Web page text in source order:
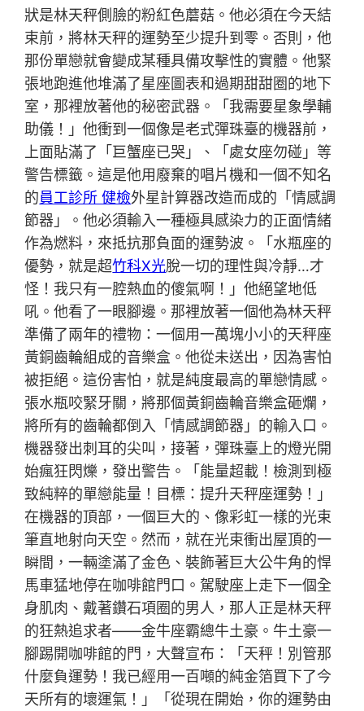
狀是林天秤側臉的粉紅色蘑菇。他必須在今天結
束前，將林天秤的運勢至少提升到零。否則，他
那份單戀就會變成某種具備攻擊性的實體。他緊
張地跑進他堆滿了星座圖表和過期甜甜圈的地下
室，那裡放著他的秘密武器。「我需要星象學輔
助儀！」他衝到一個像是老式彈珠臺的機器前，
上面貼滿了「巨蟹座已哭」、「處女座勿碰」等
警告標籤。這是他用廢棄的唱片機和一個不知名
的員工診所 健檢外星計算器改造而成的「情感調
節器」。他必須輸入一種極具感染力的正面情緒
作為燃料，來抵抗那負面的運勢波。「水瓶座的
優勢，就是超竹科X光脫一切的理性與冷靜…才
怪！我只有一腔熱血的傻氣啊！」他絕望地低
吼。他看了一眼腳邊。那裡放著一個他為林天秤
準備了兩年的禮物：一個用一萬塊小小的天秤座
黃銅齒輪組成的音樂盒。他從未送出，因為害怕
被拒絕。這份害怕，就是純度最高的單戀情感。
張水瓶咬緊牙關，將那個黃銅齒輪音樂盒砸爛，
將所有的齒輪都倒入「情感調節器」的輸入口。
機器發出刺耳的尖叫，接著，彈珠臺上的燈光開
始瘋狂閃爍，發出警告。「能量超載！檢測到極
致純粹的單戀能量！目標：提升天秤座運勢！」
在機器的頂部，一個巨大的、像彩虹一樣的光束
筆直地射向天空。然而，就在光束衝出屋頂的一
瞬間，一輛塗滿了金色、裝飾著巨大公牛角的悍
馬車猛地停在咖啡館門口。駕駛座上走下一個全
身肌肉、戴著鑽石項圈的男人，那人正是林天秤
的狂熱追求者——金牛座霸總牛土豪。牛土豪一
腳踢開咖啡館的門，大聲宣布：「天秤！別管那
什麼負運勢！我已經用一百噸的純金箔買下了今
天所有的壞運氣！」「從現在開始，你的運勢由